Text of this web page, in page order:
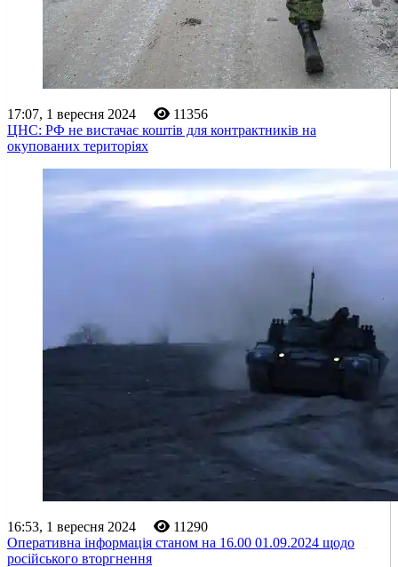
17:07, 1 вересня 2024
11356
ЦНС: РФ не вистачає коштів для контрактників на
окупованих територіях
16:53, 1 вересня 2024
11290
Оперативна інформація станом на 16.00 01.09.2024 щодо
російського вторгнення